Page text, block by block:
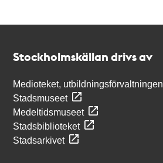
Stockholmskällan drivs av
Medioteket, utbildningsförvaltningen
Stadsmuseet
Medeltidsmuseet
Stadsbiblioteket
Stadsarkivet